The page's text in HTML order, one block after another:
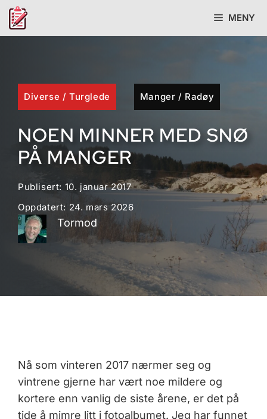
Hopp
MENY
Diverse /Turglede Manger / Radøy
NOEN MINNER MED SNØ
PÅ MANGER
Publisert: 10. januar 2017
Oppdatert: 24. mars 2026
Tormod
Nå som vinteren 2017 nærmer seg og
vintrene gjerne har vært noe mildere og
kortere enn vanlig de siste årene, er det på
tide å mimre litt i fotoalbumet. Jeg har funnet